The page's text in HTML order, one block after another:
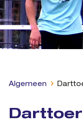
Algemeen